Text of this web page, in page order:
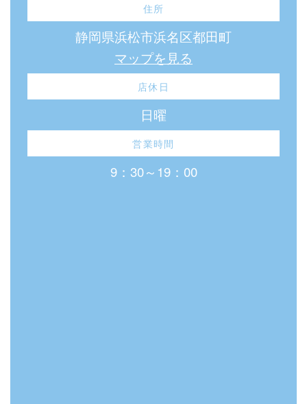
住所
静岡県浜松市浜名区都田町
マップを見る
店休日
日曜
営業時間
9：30～19：00